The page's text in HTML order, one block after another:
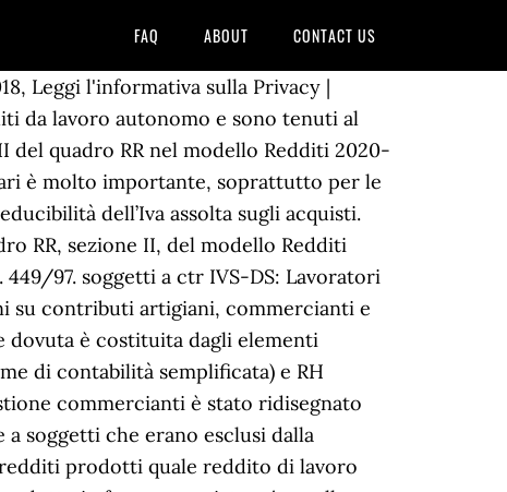
FAQ ABOUT CONTACT US
RR del modello Redditi PF 2020 per la determinazione dei contributi dovuti all’INPS. Quest’ultima è dovuta sulla quota parte di utili, anche se non distribuita, imputabile al socio in base alla partecipazione al capitale sociale, applicando i medesimi redditi minimali e massimali. Riduzione di tre punti dell’aliquota contributiva IVS per i collaboratori di età inferiore a 21 anni (ad es. No SI 4%-PRESTAZIONI ART. Per i professionisti senza altra copertura previdenziale obbligatoria, l’acconto si calcola applicando l’aliquota del 25,72% alla base imponibile, fino al raggiungimento del massimale annuo pari a 103.055,00 euro, sempre che nel corso dell’anno non sia stato già raggiunto per l’avvenuta percezione di altre tipologie di reddito per le quali vige l’obbligo contributivo in Gestione separata. Mentre i crediti, utilizzati in compensazione entro la data di presentazione della dichiarazione modello Redditi 2020-PF tramite modello F24 riferiti al 2018, devono essere riportate nelle colonne 21 o 35 del Quadro RR del modello Redditi 2020-PF. L’obbligo di iscrizione e di versamento spetta in generale a tutti gli artigiani e gli esercenti attività commerciali, per se stessi e per i coadiuvanti. Il codice 10 identifica sempre il titolare, i codici superiori a 10 identificano i collaboratori (ad esempio 11, 12, …). 25.5.2001) o 19 AMMINISTRATORI LOCALI ISCRITTI IN GS COME LIBERI PROFESSIONISTI. Il dato deve essere sempre riportato anche nel caso di importo negativo, Nella colonna di reddito di riferimento è riportata la somma dei redditi da lavoro autonomo dichiarati nei quadri RE, RH e/o LM anche se a zero o importo negativo, Per i contribuenti che percepiscono indennità in qualità di Amministratore locale di cui all’articolo 1 del D.M. Essi decorrono dal termine previsto per il versamento in via ordinaria dell’acconto e/o del saldo, eventualmente differito, che coincide con il termine di versamento della prima rata”. Specifiche indicazioni devono seguire i soggetti che rientrano nei seguenti regimi: La base imponibile per il calcolo della contribuzione dovuta dagli iscritti alle Gestioni degli artigiani e degli esercenti attività commerciali è data dalla somma dei redditi d’impresa denunciati ai fini IRPEF, oltre a eventuali redditi d’impresa denunciati dalla S.r.L. Quadro RR 2020: nella circolare INPS numero 79 del 1° luglio 2020 le istruzioni per calcolare i contributi dovuti da artigiani, commercianti e professionisti e per la compilazione del modello Redditi PF. N4 611 Acq.ind. 2 co. 26 l. 335/95) meno gli importi indicati nel rigo LM37, colonna 2 (perdite pregresse), di ciascun modulo della sezione. / C.F. Si ricorda che sono interessati i soggett